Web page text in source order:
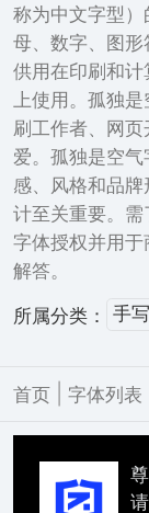
称为中文字型
母、数字、图
供用在印刷和
上使用。孤独
刷工作者、网
爱。孤独是空
感、风格和品
计至关重要。
字体授权并用
解答。
所属分类： 手
首页 字体列表